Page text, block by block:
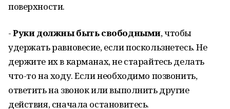
поверхности.
-Руки должны быть свободными, чтобы
удержать равновесие, если поскользнетесь. Не
держите их в карманах, не старайтесь делать
что-то на ходу. Если необходимо позвонить,
ответить на звонок или выполнить другие
действия, сначала остановитесь.